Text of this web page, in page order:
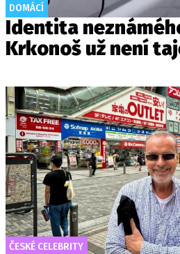
DOMÁCÍ
Identita
Krkonoš už není
ČESKÉ CELEBRITY